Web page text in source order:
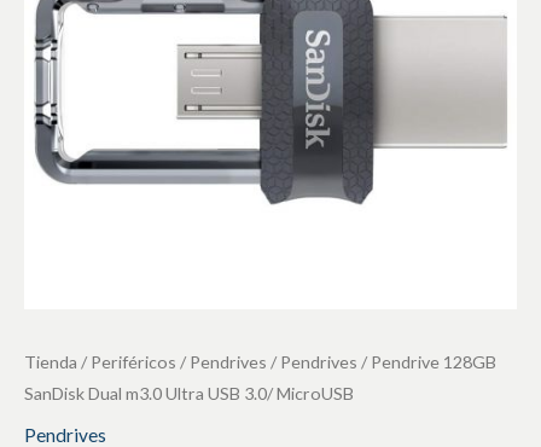
Tienda /Periféricos /Pendrives /Pendrives / Pendrive 128GB
SanDisk Dual m3.0 Ultra USB 3.0/ MicroUSB
Pendrives
USB
3.0/
MicroUSB
cantidad